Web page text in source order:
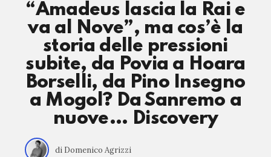
“Amadeus lascia la Rai e
va al Nove”, ma cos’è la
storia delle pressioni
subite, da Povia a Hoara
Borselli, da Pino Insegno
a Mogol? Da Sanremo a
nuove… Discovery
di Domenico Agrizzi